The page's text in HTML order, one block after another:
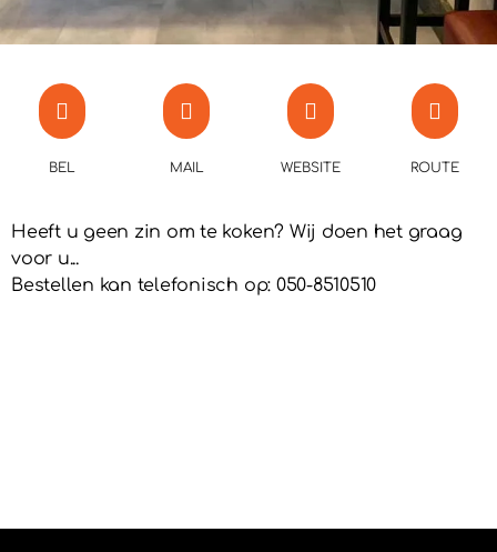
BEL MAIL WEBSITE ROUTE
Heeft u geen zin om te koken? Wij doen het graag
voor u...
Bestellen kan telefonisch op: 050-8510510